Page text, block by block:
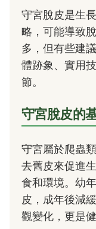
守宮脫皮是生
略，可能導致
多，但有些建
體跡象、實用
節。
守宮脫皮的
守宮屬於爬蟲
去舊皮來促進
食和環境。幼
皮，成年後減
觀變化，更是健